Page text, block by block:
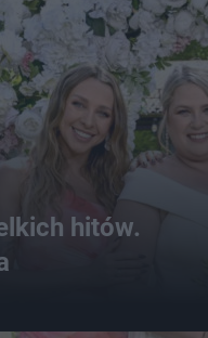
hitów.